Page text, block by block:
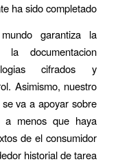
ha sido completado.
garantiza la
la documentacion
cifrados y
Asimismo, nuestro
va a apoyar sobre
menos que haya
de el consumidor
historial de tarea.